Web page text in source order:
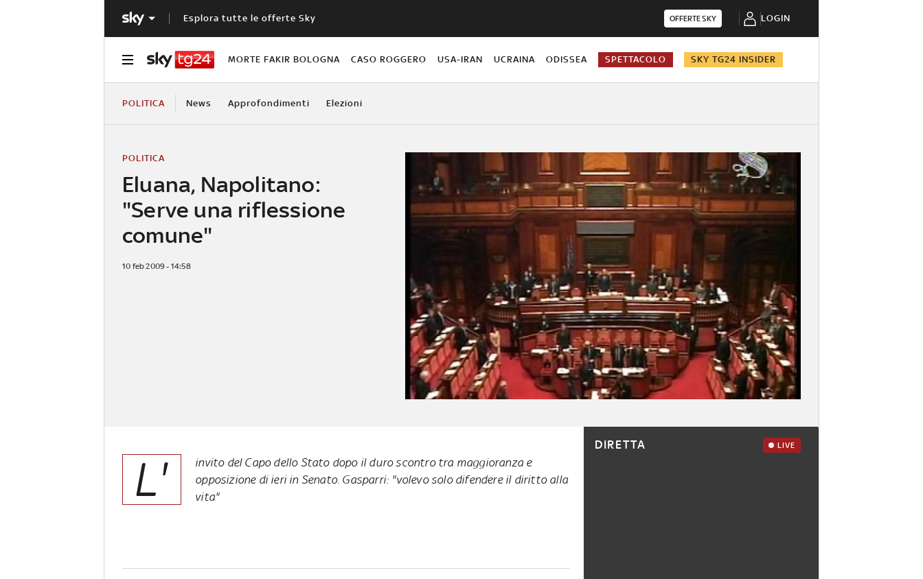
Esplora tutte le offerte Sky OFFERTE SKY LOGIN
MORTE FAKIR BOLOGNA CASO ROGGERO USA-IRAN UCRAINA ODISSEA SPETTACOLO SKY TG24 INSIDER
POLITICA News Approfondimenti Elezioni
Eluana, Napolitano:
"Serve una riflessione
comune"
POLITICA
10 feb 2009 - 14:58
L'
invito del Capo dello Stato dopo il duro scontro tra maggioranza e
opposizione di ieri in Senato. Gasparri: "volevo solo difendere il diritto alla
vita"
DIRETTA LIVE